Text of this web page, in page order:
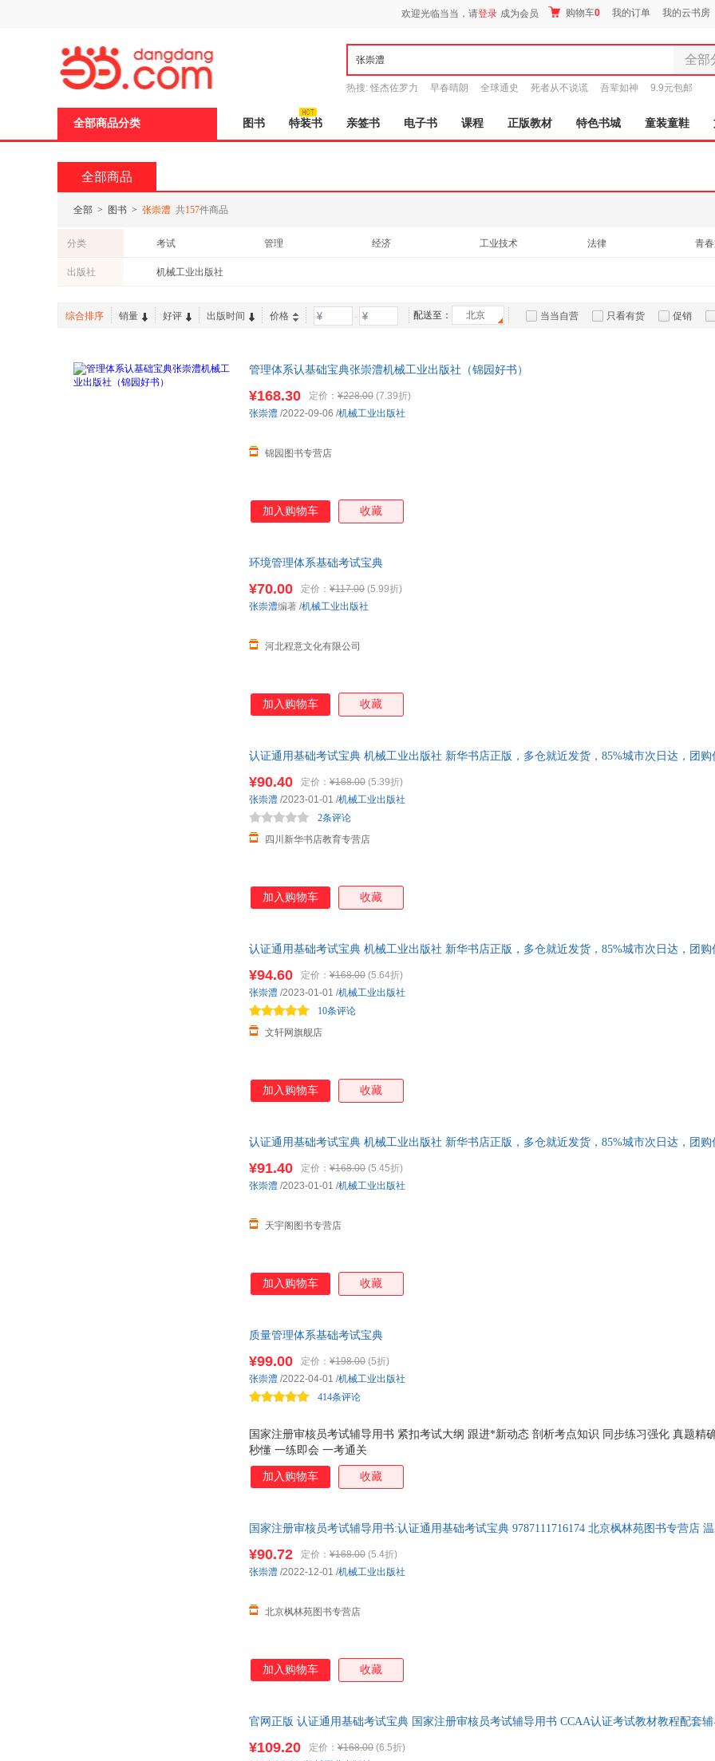
欢迎光临当当，请登录 成为会员 购物车0 我的订单 我的云书房
全部
全部分
图书
电子书
玩具
家具
热搜: 怪杰佐罗力 早春晴朗 全球通史 死者从不说谎 吾辈如神 9.9元包邮
全部商品分类 图书 特装书 亲签书 电子书 课程 正版教材 特色书城 童装童鞋
全部商品
全部 > 图书 > 张崇澧 共157件商品
分类 考试 管理 经济 工业技术 法律 青
社会科学
出版社 机械工业出版社
综合排序 销量 好评 出版时间 价格 - 配送至： 北京 当当自营 只看有货 促销
管理体系认基础宝典张崇澧机械工业出版社（锦园好书）
¥168.30 定价： ¥228.00 (7.39折)
锦园图书专营店
张崇澧 /2022-09-06 /机械工业出版社
加入购物车 收藏
环境管理体系基础考试宝典
¥70.00 定价： ¥117.00 (5.99折)
河北程意文化有限公司
张崇澧编著 /机械工业出版社
加入购物车 收藏
认证通用基础考试宝典 机械工业出版社 新华书店正版，多仓就近发货，85%城市次日达，团购
¥90.40 定价： ¥168.00 (5.39折)
四川新华书店教育专营店
2条评论
张崇澧 /2023-01-01 /机械工业出版社
加入购物车 收藏
认证通用基础考试宝典 机械工业出版社 新华书店正版，多仓就近发货，85%城市次日达，团购
¥94.60 定价： ¥168.00 (5.64折)
文轩网旗舰店
10条评论
张崇澧 /2023-01-01 /机械工业出版社
加入购物车 收藏
认证通用基础考试宝典 机械工业出版社 新华书店正版，多仓就近发货，85%城市次日达，团购
¥91.40 定价： ¥168.00 (5.45折)
天宇阁图书专营店
张崇澧 /2023-01-01 /机械工业出版社
加入购物车 收藏
质量管理体系基础考试宝典
国家注册审核员考试辅导用书 紧扣考试大纲 跟进*新动态 剖析考点知识 同步练习强化 真题精
秒懂 一练即会 一考通关
¥99.00 定价： ¥198.00 (5折)
414条评论
张崇澧 /2022-04-01 /机械工业出版社
加入购物车 收藏
国家注册审核员考试辅导用书:认证通用基础考试宝典 9787111716174 北京枫林苑图书专营店
¥90.72 定价： ¥168.00 (5.4折)
北京枫林苑图书专营店
张崇澧 /2022-12-01 /机械工业出版社
加入购物车 收藏
官网正版 认证通用基础考试宝典 国家注册审核员考试辅导用书 CCAA认证考试教材教程配套
¥109.20 定价： ¥168.00 (6.5折)
页